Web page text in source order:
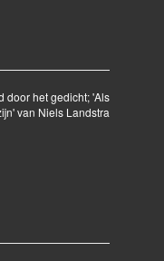
door het gedicht; 'Als
van Niels Landstra